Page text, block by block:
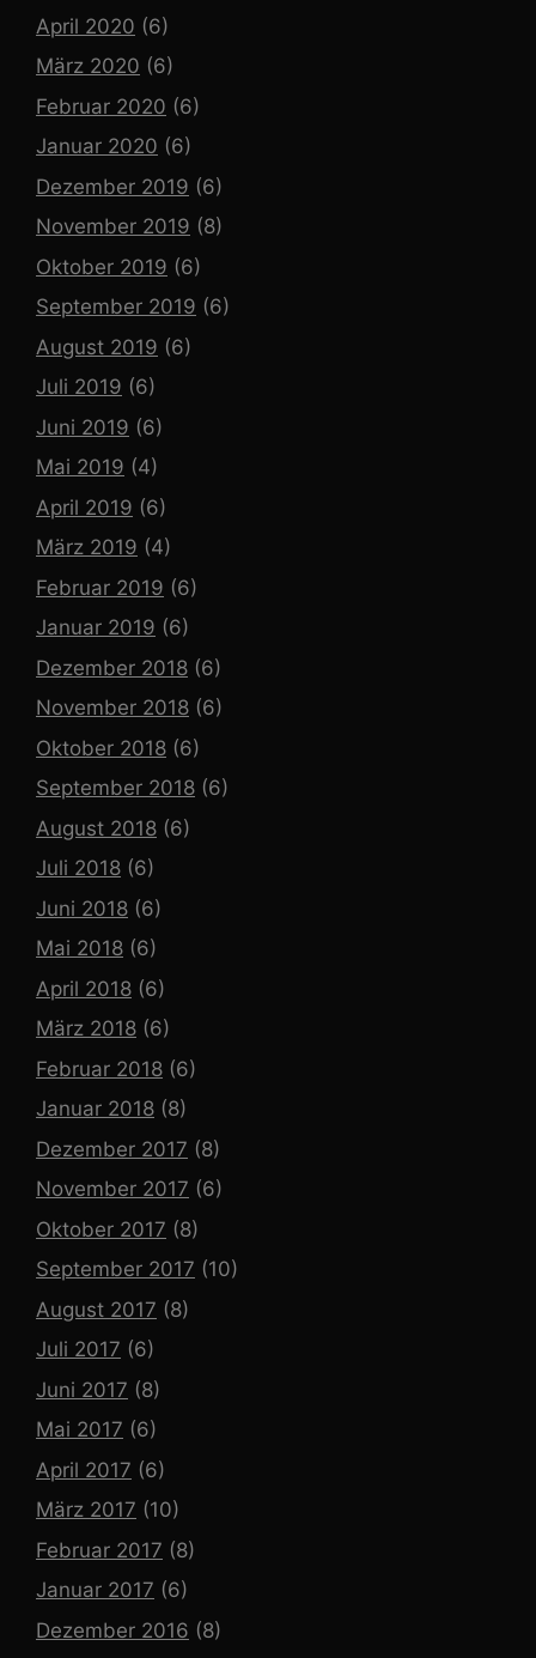
April 2020 (6)
März 2020 (6)
Februar 2020 (6)
Januar 2020 (6)
Dezember 2019 (6)
November 2019 (8)
Oktober 2019 (6)
September 2019 (6)
August 2019 (6)
Juli 2019 (6)
Juni 2019 (6)
Mai 2019 (4)
April 2019 (6)
März 2019 (4)
Februar 2019 (6)
Januar 2019 (6)
Dezember 2018 (6)
November 2018 (6)
Oktober 2018 (6)
September 2018 (6)
August 2018 (6)
Juli 2018 (6)
Juni 2018 (6)
Mai 2018 (6)
April 2018 (6)
März 2018 (6)
Februar 2018 (6)
Januar 2018 (8)
Dezember 2017 (8)
November 2017 (6)
Oktober 2017 (8)
September 2017 (10)
August 2017 (8)
Juli 2017 (6)
Juni 2017 (8)
Mai 2017 (6)
April 2017 (6)
März 2017 (10)
Februar 2017 (8)
Januar 2017 (6)
Dezember 2016 (8)